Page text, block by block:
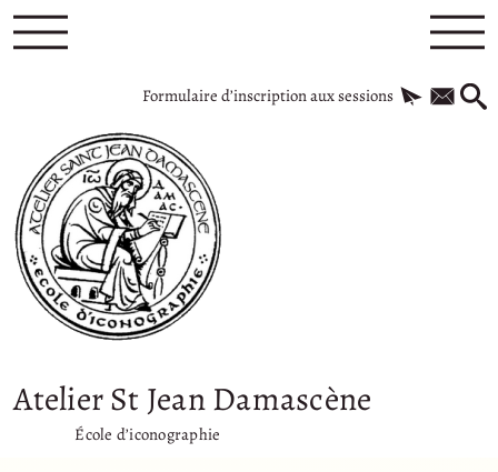
Formulaire d’inscription aux sessions
Atelier St Jean Damascène
École d’iconographie